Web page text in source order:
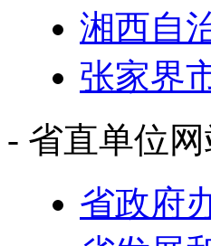
湘西自
张家界
- 省直单位
省政府